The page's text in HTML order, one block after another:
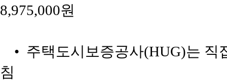
8,975,000원
• 주택도시보증공사(HUG)는 직
침